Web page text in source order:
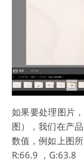
如果要处理图片
图），我们在产
数值，例如上图
R:66.9 ，G:63.8